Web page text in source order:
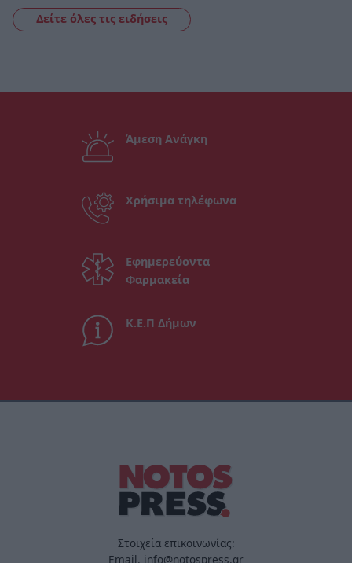
Δείτε όλες τις ειδήσεις
Άμεση Ανάγκη
Χρήσιμα τηλέφωνα
Εφημερεύοντα
Φαρμακεία
Κ.Ε.Π Δήμων
Στοιχεία επικοινωνίας:
Email. info@notospress.gr